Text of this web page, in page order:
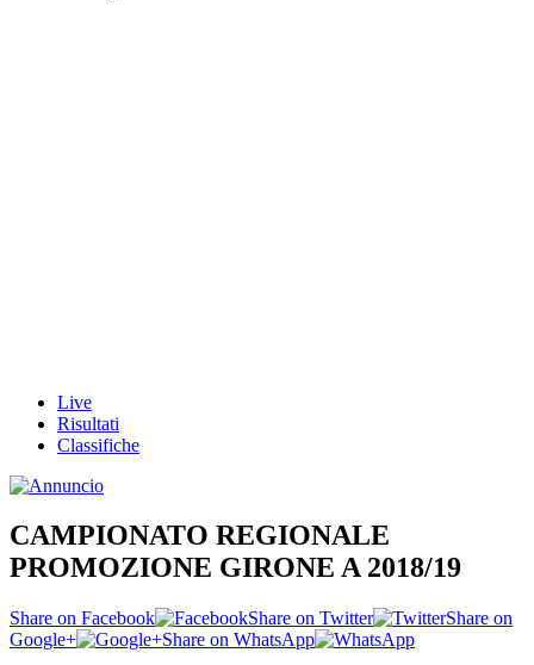
Live
Risultati
Classifiche
CAMPIONATO REGIONALE
PROMOZIONE GIRONE A 2018/19
Share on Facebook Share on Twitter
Share on
Google+
Share on WhatsApp